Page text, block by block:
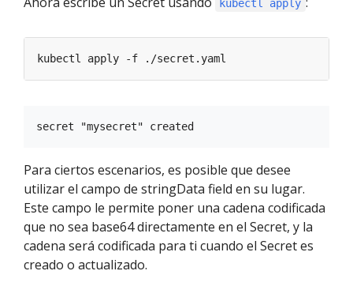
kubectl apply
Para ciertos escenarios, es posible que desee
utilizar el campo de stringData field en su lugar.
Este campo le permite poner una cadena codificada
que no sea base64 directamente en el Secret, y la
cadena será codificada para ti cuando el Secret es
creado o actualizado.